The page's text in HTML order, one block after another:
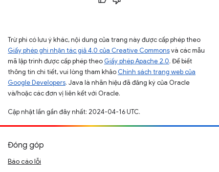
Trừ phi có lưu ý khác, nội dung của trang này được cấp phép theo
Giấy phép ghi nhận tác giả 4.0 của Creative Commonsvà các mẫu
mã lập trình được cấp phép theo Giấy phép Apache 2.0. Để biết
thông tin chi tiết, vui lòng tham khảo Chính sách trang web của
Google Developers. Java là nhãn hiệu đã đăng ký của Oracle
và/hoặc các đơn vị liên kết với Oracle.
Cập nhật lần gần đây nhất: 2024-04-16 UTC.
Đóng góp
Báo cáo lỗi